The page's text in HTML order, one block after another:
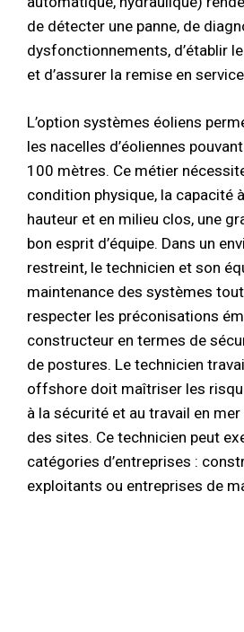
de détecter une panne, de
dysfonctionnements, d’établir
et d’assurer la remise en
L’option systèmes éoliens
les nacelles d’éoliennes
100 mètres. Ce métier
condition physique, la capacité
hauteur et en milieu clos, une
bon esprit d’équipe. Dans un
restreint, le technicien et son
maintenance des systèmes
respecter les préconisations
constructeur en termes de
de postures. Le technicien
offshore doit maîtriser les
à la sécurité et au travail en mer
des sites. Ce technicien peut
catégories d’entreprises :
exploitants ou entreprises de